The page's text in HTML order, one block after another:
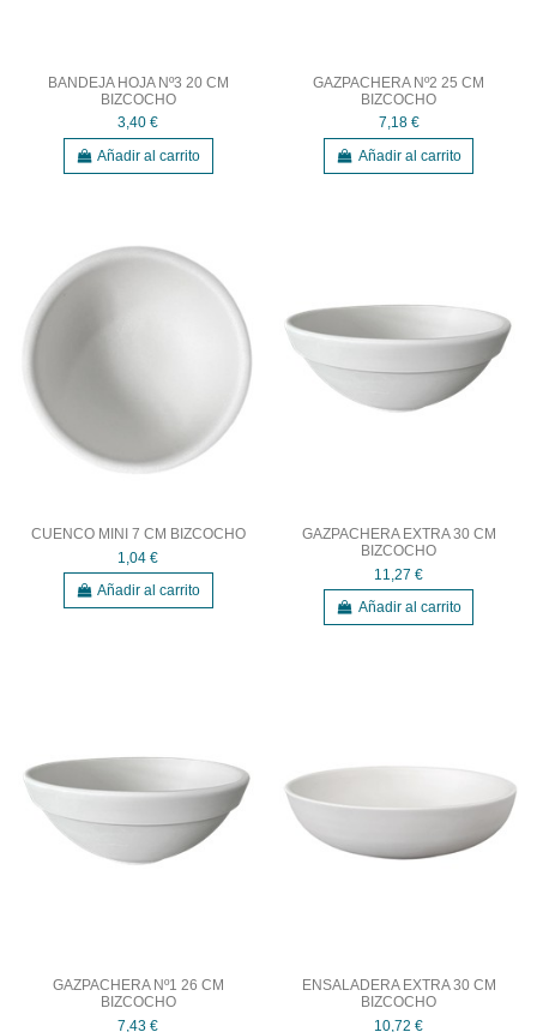
BANDEJA HOJA Nº3 20 CM
BIZCOCHO
3,40 €
Añadir al carrito
GAZPACHERA Nº2 25 CM
BIZCOCHO
7,18 €
Añadir al carrito
CUENCO MINI 7 CM BIZCOCHO
1,04 €
Añadir al carrito
GAZPACHERA EXTRA 30 CM
BIZCOCHO
11,27 €
Añadir al carrito
GAZPACHERA Nº1 26 CM
BIZCOCHO
7,43 €
ENSALADERA EXTRA 30 CM
BIZCOCHO
10,72 €